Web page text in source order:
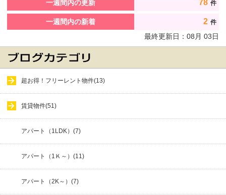
一週間内の更新 78 件
一週間内の新着 2 件
最終更新日： 08月 03日
超お得！フリーレント物件(13)
賃貸物件(51)
アパート（1LDK）(7)
アパート（1Ｋ～）(11)
アパート（2K～）(7)